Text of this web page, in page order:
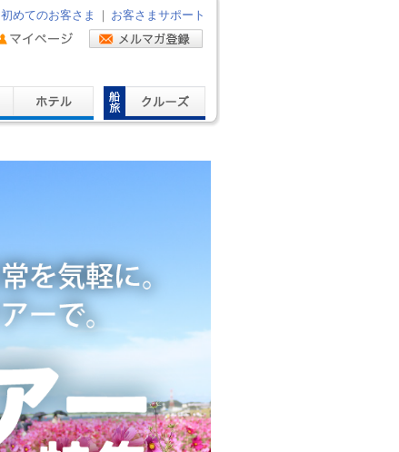
初めてのお客さま お客さまサポート